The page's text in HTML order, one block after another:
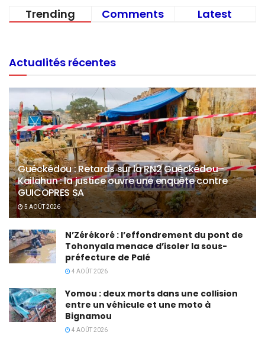
Trending Comments Latest
Actualités récentes
Guéckédou : Retards sur la RN2 Guéckédou–
Kailahun : la justice ouvre une enquête contre
GUICOPRES SA
5 AOÛT 2026
N’Zérékoré : l’effondrement du pont de
Tohonyala menace d’isoler la sous-
préfecture de Palé
4 AOÛT 2026
Yomou : deux morts dans une collision
entre un véhicule et une moto à
Bignamou
4 AOÛT 2026